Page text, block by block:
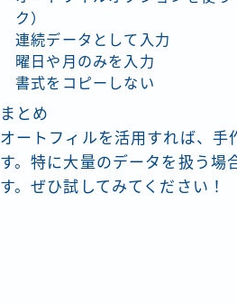
ク）
連続データとして入力
曜日や月のみを入力
書式をコピーしない
まとめ
オートフィルを活用すれば、
す。特に大量のデータを扱う場
す。ぜひ試してみてください！